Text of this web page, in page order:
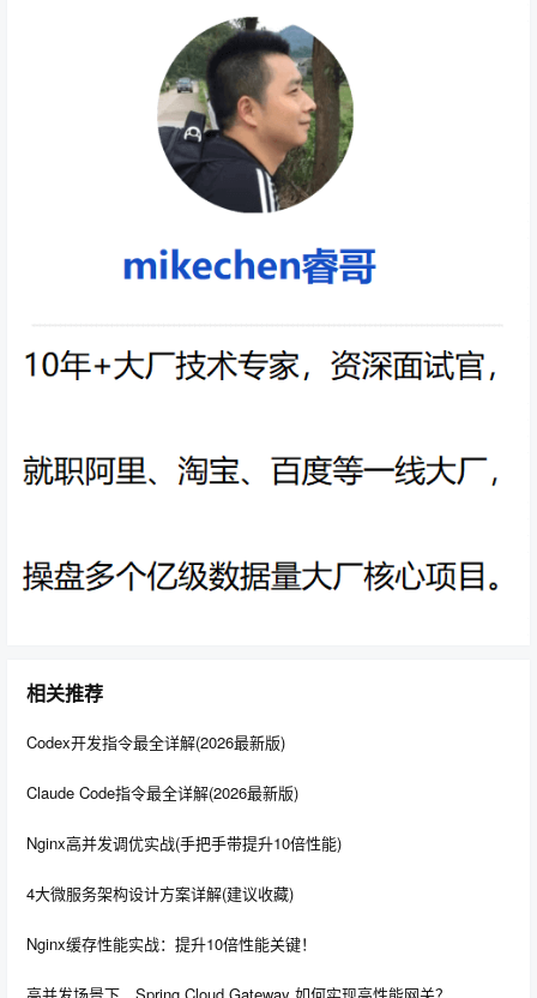
Spring-aspects模块：提供了与AspectJ的集成功能，
AspectJ是一个功能强大且成熟的AOP
3.Spring Context模块
Spring上下文是一个配置文件，向spring提供上下文信息，
spring上下文包括企业服务。
Web层由Spring-web、Spring-webmvc、Spring-
JDBC编码和数据库厂商特有的错误代码解析， 用于简化
6.Spring ORM模块
Spring插入了若干个ORM框架，提供了ORM对象的关系工
具，其中包括Hibernate，JDO和IBatisSQL Map等，所有
Sping MVC
相关推荐
Codex开发指令最全详解(2026最新版)
Claude Code指令最全详解(2026最新版)
Nginx高并发调优实战(手把手带提升10倍性能)
4大微服务架构设计方案详解(建议收藏)
Nginx缓存性能实战：提升10倍性能关键！